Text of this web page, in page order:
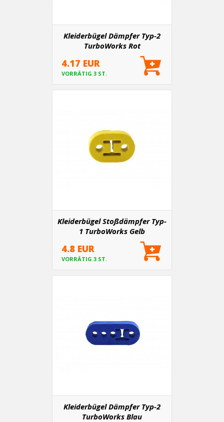
Kleiderbügel Dämpfer Typ-2
TurboWorks Rot
4.17 EUR
VORRÄTIG 3 ST.
Kleiderbügel Stoßdämpfer Typ-
1 TurboWorks Gelb
4.8 EUR
VORRÄTIG 3 ST.
Kleiderbügel Dämpfer Typ-2
TurboWorks Blau